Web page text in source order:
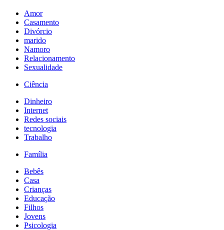
Amor
Casamento
Divórcio
marido
Namoro
Relacionamento
Sexualidade
Ciência
Dinheiro
Internet
Redes sociais
tecnologia
Trabalho
Família
Bebês
Casa
Crianças
Educação
Filhos
Jovens
Psicologia